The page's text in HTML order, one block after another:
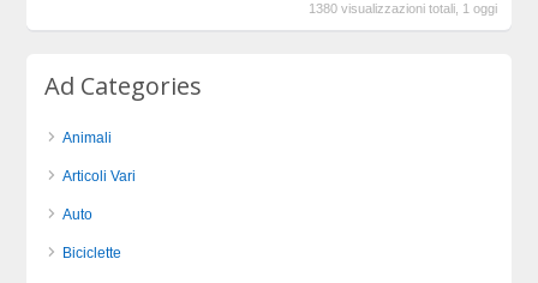
1380 visualizzazioni totali, 1 oggi
Ad Categories
Animali
Articoli Vari
Auto
Biciclette